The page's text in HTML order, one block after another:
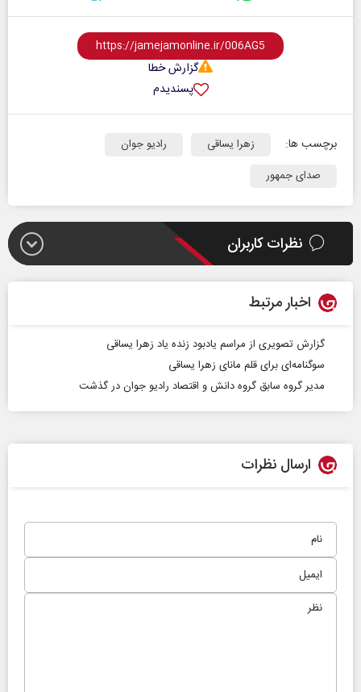
گزارش خطا
پسندیدم
برچسب ها: زهرا یساقی
رادیو جوان
صدای جمهور
نظرات کاربران
اخبار مرتبط
گزارش تصویری از مراسم یادبود زنده یاد زهرا یساقی
سوگنامه‌ای برای قلم مانای زهرا یساقی
مدیر گروه سابق گروه دانش و اقتصاد رادیو جوان در گذشت
ارسال نظرات